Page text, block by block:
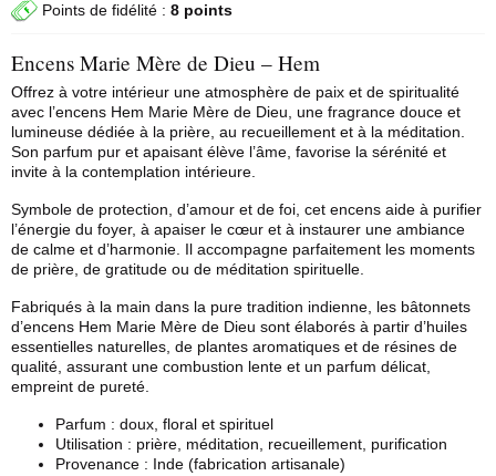
Points de fidélité : 8 points
Encens Marie Mère de Dieu – Hem
Offrez à votre intérieur une atmosphère de paix et de spiritualité
avec l’encens Hem Marie Mère de Dieu, une fragrance douce et
lumineuse dédiée à la prière, au recueillement et à la méditation.
Son parfum pur et apaisant élève l’âme, favorise la sérénité et
invite à la contemplation intérieure.
Symbole de protection, d’amour et de foi, cet encens aide à purifier
l’énergie du foyer, à apaiser le cœur et à instaurer une ambiance
de calme et d’harmonie. Il accompagne parfaitement les moments
de prière, de gratitude ou de méditation spirituelle.
Fabriqués à la main dans la pure tradition indienne, les bâtonnets
d’encens Hem Marie Mère de Dieu sont élaborés à partir d’huiles
essentielles naturelles, de plantes aromatiques et de résines de
qualité, assurant une combustion lente et un parfum délicat,
empreint de pureté.
Parfum : doux, floral et spirituel
Utilisation : prière, méditation, recueillement, purification
Provenance : Inde (fabrication artisanale)